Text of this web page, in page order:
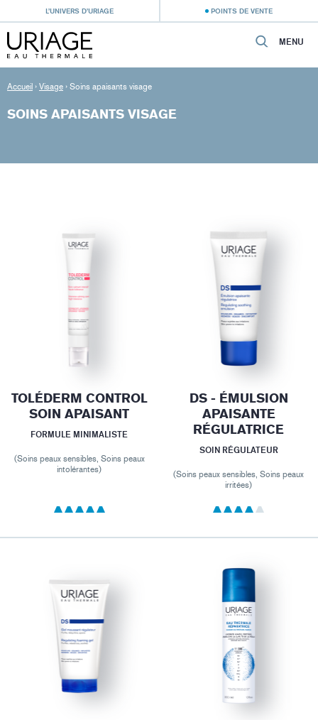
L’UNIVERS D’URIAGE POINTS DE VENTE
MENU
Accueil › Visage › Soins apaisants visage
SOINS APAISANTS VISAGE
TOLÉDERM CONTROL
SOIN APAISANT
FORMULE MINIMALISTE
(Soins peaux sensibles, Soins peaux
intolérantes)
DS - ÉMULSION
APAISANTE
RÉGULATRICE
SOIN RÉGULATEUR
(Soins peaux sensibles, Soins peaux
irritées)